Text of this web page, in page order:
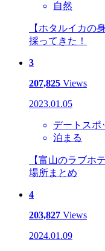
自然
【ホタルイカの
採ってきた！
3
207,825 Views
2023.01.05
デートスポ
泊まる
【富山のラブホ
場所まとめ
4
203,827 Views
2024.01.09